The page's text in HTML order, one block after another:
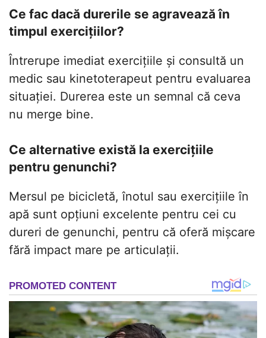
Ce fac dacă durerile se agravează în
timpul exercițiilor?
Întrerupe imediat exercițiile și consultă un
medic sau kinetoterapeut pentru evaluarea
situației. Durerea este un semnal că ceva
nu merge bine.
Ce alternative există la exercițiile
pentru genunchi?
Mersul pe bicicletă, înotul sau exercițiile în
apă sunt opțiuni excelente pentru cei cu
dureri de genunchi, pentru că oferă mișcare
fără impact mare pe articulații.